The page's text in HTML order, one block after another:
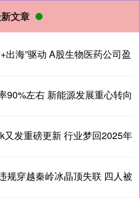
文章
出海”驱动 A股生物医药公司盈
90%左右 新能源发展重心转向
发重磅更新 行业梦回2025年
规穿越秦岭冰晶顶失联 四人被